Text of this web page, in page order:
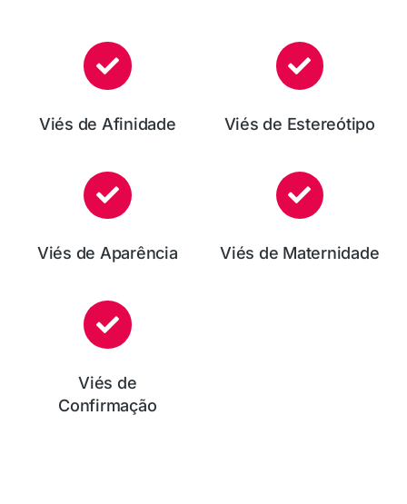
Viés de Afinidade Viés de Estereótipo
Viés de Aparência Viés de Maternidade
Viés de
Confirmação